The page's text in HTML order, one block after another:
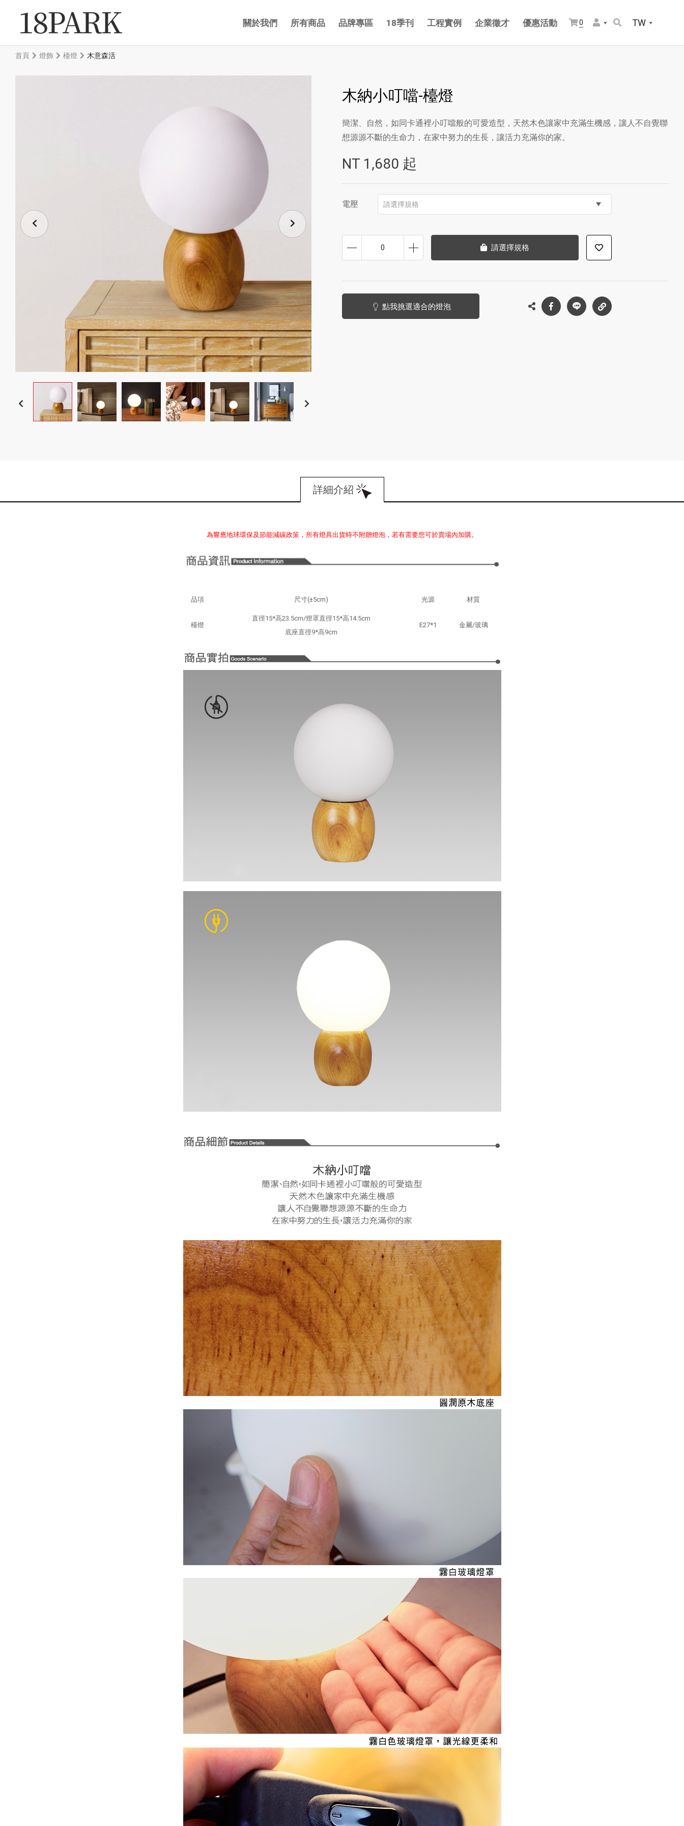
關於我們 所有商品 品牌專區 18季刊 工程實例 企業徵才 優惠活動 0 TW
首頁 燈飾 檯燈 木意森活
木納小叮噹-檯燈
簡潔、自然，如同卡通裡小叮噹般的可愛造型，天然木色讓家中充滿生機感，讓人不自覺聯
想源源不斷的生命力，在家中努力的生長，讓活力充滿你的家。
NT 1,680 起
電壓 請選擇規格
0 請選擇規格
點我挑選適合的燈泡
詳細介紹
為響應地球環保及節能減碳政策，所有燈具出貨時不附贈燈泡，若有需要您可於賣場內加購。
品項 尺寸(±5cm) 光源 材質
檯燈
直徑15*高23.5cm/燈罩直徑15*高14.5cm
底座直徑9*高9cm
E27*1 金屬/玻璃